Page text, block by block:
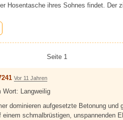
Hosentasche ihres Sohnes findet. Der
Seite 1
Vor 11 Jahren
Wort: Langweilig
dominieren aufgesetzte Betonung und
einem schmalbrüstigen, unspannenden